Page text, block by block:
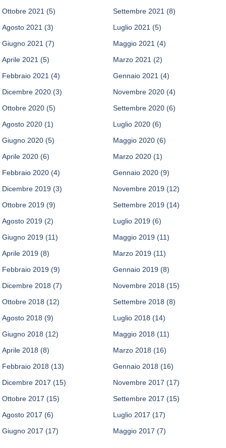
Ottobre 2021 (5) Settembre 2021 (8)
Agosto 2021 (3) Luglio 2021 (5)
Giugno 2021 (7) Maggio 2021 (4)
Aprile 2021 (5) Marzo 2021 (2)
Febbraio 2021 (4) Gennaio 2021 (4)
Dicembre 2020 (3) Novembre 2020 (4)
Ottobre 2020 (5) Settembre 2020 (6)
Agosto 2020 (1) Luglio 2020 (6)
Giugno 2020 (5) Maggio 2020 (6)
Aprile 2020 (6) Marzo 2020 (1)
Febbraio 2020 (4) Gennaio 2020 (9)
Dicembre 2019 (3) Novembre 2019 (12)
Ottobre 2019 (9) Settembre 2019 (14)
Agosto 2019 (2) Luglio 2019 (6)
Giugno 2019 (11) Maggio 2019 (11)
Aprile 2019 (8) Marzo 2019 (11)
Febbraio 2019 (9) Gennaio 2019 (8)
Dicembre 2018 (7) Novembre 2018 (15)
Ottobre 2018 (12) Settembre 2018 (8)
Agosto 2018 (9) Luglio 2018 (14)
Giugno 2018 (12) Maggio 2018 (11)
Aprile 2018 (8) Marzo 2018 (16)
Febbraio 2018 (13) Gennaio 2018 (16)
Dicembre 2017 (15) Novembre 2017 (17)
Ottobre 2017 (15) Settembre 2017 (15)
Agosto 2017 (6) Luglio 2017 (17)
Giugno 2017 (17) Maggio 2017 (7)